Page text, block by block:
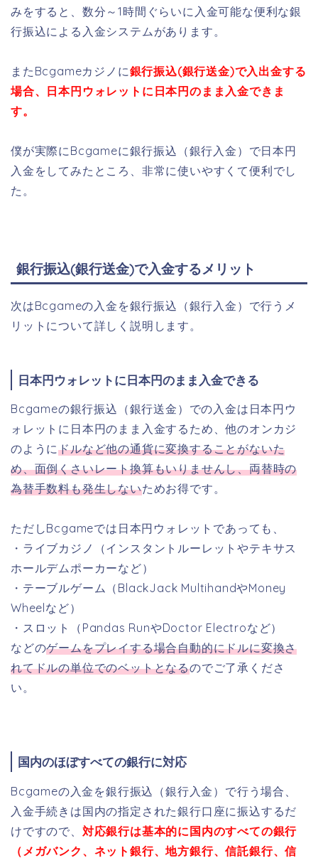
みをすると、数分～1時間ぐらいに入金可能な便利な銀
行振込による入金システムがあります。
またBcgameカジノに銀行振込(銀行送金)で入出金する
場合、日本円ウォレットに日本円のまま入金できま
す。
僕が実際にBcgameに銀行振込（銀行入金）で日本円
入金をしてみたところ、非常に使いやすくて便利でし
た。
銀行振込(銀行送金)で入金するメリット
次はBcgameの入金を銀行振込（銀行入金）で行うメ
リットについて詳しく説明します。
日本円ウォレットに日本円のまま入金できる
Bcgameの銀行振込（銀行送金）での入金は日本円ウ
ォレットに日本円のまま入金するため、他のオンカジ
のようにドルなど他の通貨に変換することがないた
め、面倒くさいレート換算もいりませんし、両替時の
為替手数料も発生しないためお得です。
ただしBcgameでは日本円ウォレットであっても、
・ライブカジノ（インスタントルーレットやテキサス
ホールデムポーカーなど）
・テーブルゲーム（BlackJack MultihandやMoney
Wheelなど）
・スロット（Pandas RunやDoctor Electroなど）
などのゲームをプレイする場合自動的にドルに変換さ
れてドルの単位でのベットとなるのでご了承くださ
い。
国内のほぼすべての銀行に対応
Bcgameの入金を銀行振込（銀行入金）で行う場合、
入金手続きは国内の指定された銀行口座に振込するだ
けですので、 対応銀行は基本的に国内のすべての銀行
（メガバンク、ネット銀行、地方銀行、信託銀行、信